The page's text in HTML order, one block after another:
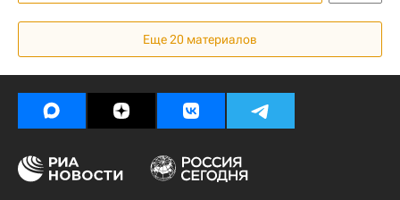
Министерство строительства и жилищно-коммунального хозяйства РФ (Минстрой России)
Еще20 материалов